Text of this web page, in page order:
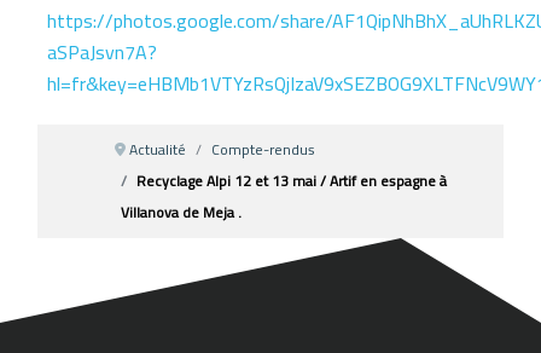
https://photos.google.com/share/
aSPaJsvn7A?
Actualité
Compte-rendus
Recyclage Alpi 12 et 13 mai / Artif en espagne à
Villanova de Meja .